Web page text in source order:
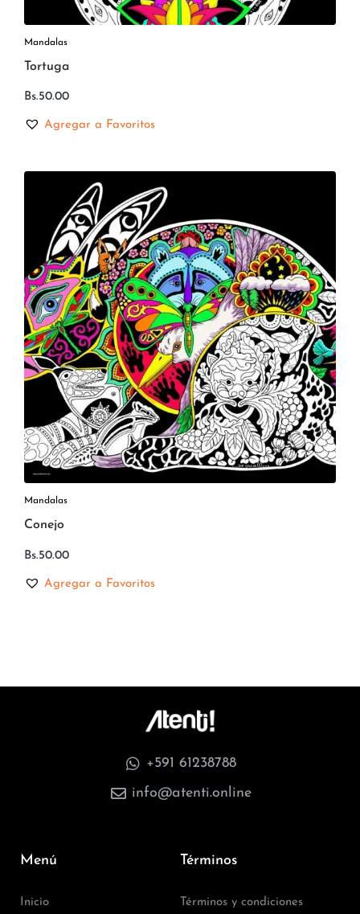
Mandalas
Tortuga
Bs.50.00
Agregar a Favoritos
Mandalas
Conejo
Bs.50.00
Agregar a Favoritos
+591 61238788
info@atenti.online
Menú
Inicio
Términos
Términos y condiciones